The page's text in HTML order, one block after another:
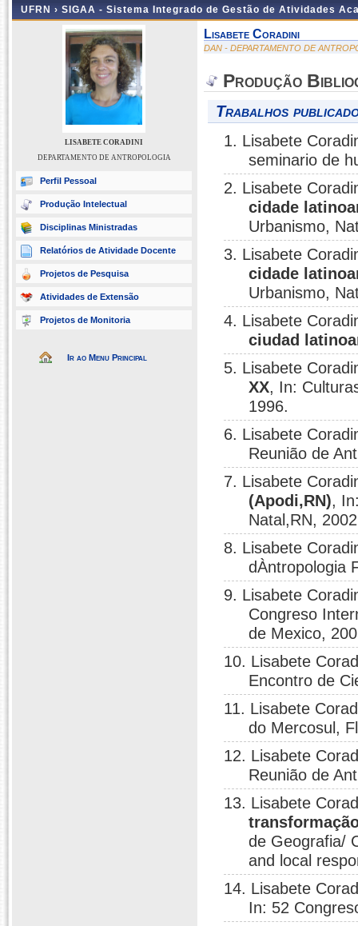
UFRN › SIGAA - Sistema Integrado de Gestão de Atividades
LISABETE CORADINI
DEPARTAMENTO DE ANTROPOLOGIA
Perfil Pessoal
Produção Intelectual
Disciplinas Ministradas
Relatórios de Atividade Docente
Projetos de Pesquisa
Atividades de Extensão
Projetos de Monitoria
Ir ao Menu Principal
Lisabete Coradini
DAN - DEPARTAMENTO DE
Produção
Trabalhos
1. Lisabete
seminario de
2. Lisabete
cidade
Urbanismo,
3. Lisabete
cidade
Urbanismo,
4. Lisabete
ciudad
5. Lisabete
XX, In:
1996.
6. Lisabete
Reunião de
7. Lisabete
(Apodi,RN),
Natal,RN,
8. Lisabete
dÀntropologia
9. Lisabete
Congreso
de Mexico,
10. Lisabete
Encontro de
11. Lisabete
do Mercosul,
12. Lisabete
Reunião de
13. Lisabete
de Geografia/
and local
14. Lisabete
In: 52